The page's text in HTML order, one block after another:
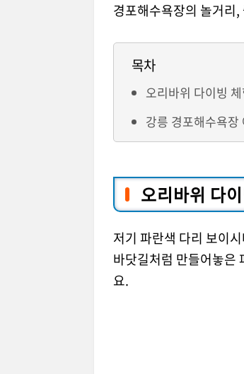
경포해수욕장의 놀거리
목차
오리바위 다이빙
강릉 경포해수욕
오리바위 다
저기 파란색 다리 보이
바닷길처럼 만들어놓은
요.